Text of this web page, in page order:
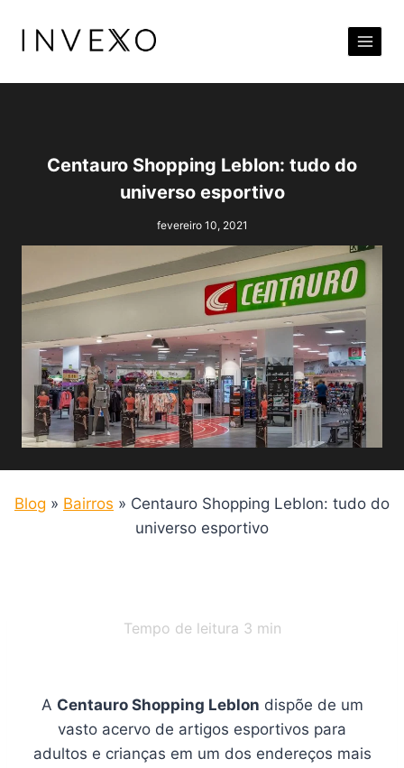
para
Conteúdo
Centauro Shopping Leblon: tudo do
universo esportivo
fevereiro 10, 2021
Blog » Bairros » Centauro Shopping Leblon: tudo do
universo esportivo
Tempo de leitura 3 min
A Centauro Shopping Leblon dispõe de um
vasto acervo de artigos esportivos para
adultos e crianças em um dos endereços mais